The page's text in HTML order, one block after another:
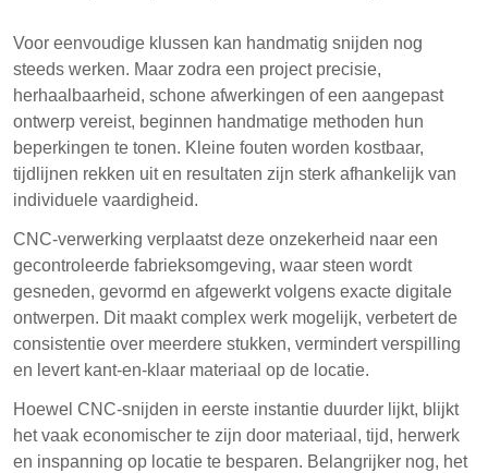
Voor eenvoudige klussen kan handmatig snijden nog
steeds werken. Maar zodra een project precisie,
herhaalbaarheid, schone afwerkingen of een aangepast
ontwerp vereist, beginnen handmatige methoden hun
beperkingen te tonen. Kleine fouten worden kostbaar,
tijdlijnen rekken uit en resultaten zijn sterk afhankelijk van
individuele vaardigheid.
CNC-verwerking verplaatst deze onzekerheid naar een
gecontroleerde fabrieksomgeving, waar steen wordt
gesneden, gevormd en afgewerkt volgens exacte digitale
ontwerpen. Dit maakt complex werk mogelijk, verbetert de
consistentie over meerdere stukken, vermindert verspilling
en levert kant-en-klaar materiaal op de locatie.
Hoewel CNC-snijden in eerste instantie duurder lijkt, blijkt
het vaak economischer te zijn door materiaal, tijd, herwerk
en inspanning op locatie te besparen. Belangrijker nog, het